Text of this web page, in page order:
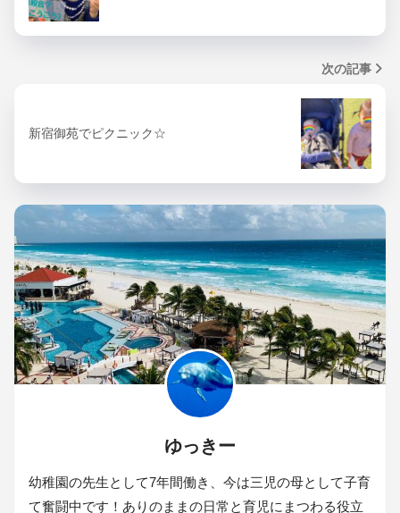
次の記事
新宿御苑でピクニック☆
ゆっきー
幼稚園の先生として7年間働き、今は三児の母として子育
て奮闘中です！ありのままの日常と育児にまつわる役立